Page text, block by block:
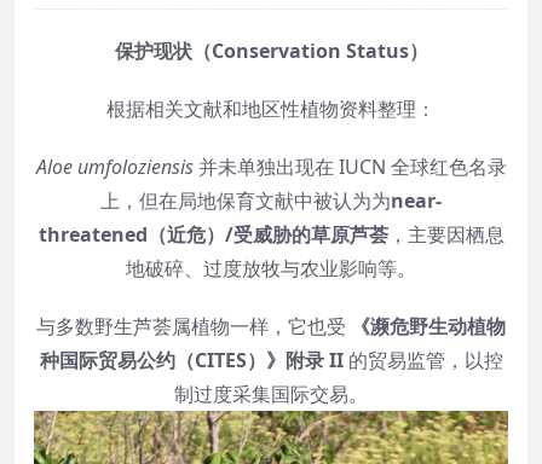
保护现状（Conservation Status）
根据相关文献和地区性植物资料整理：
Aloe umfoloziensis并未单独出现在 IUCN 全球红色名录
上，但在局地保育文献中被认为为near-
threatened（近危）/受威胁的草原芦荟，主要因栖息
地破碎、过度放牧与农业影响等。
与多数野生芦荟属植物一样，它也受
《濒危野生动植物
种国际贸易公约（CITES）》附录 II的贸易监管，以控
制过度采集国际交易。